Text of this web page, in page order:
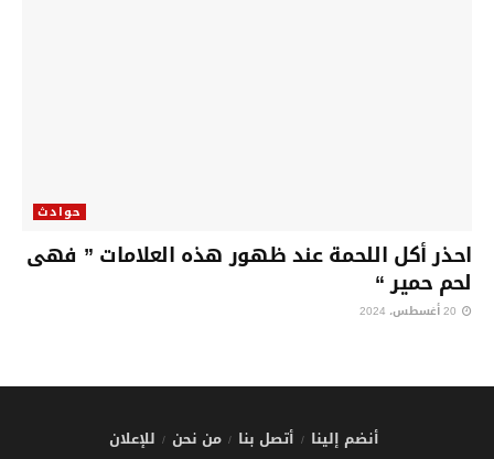
حوادث
احذر أكل اللحمة عند ظهور هذه العلامات ” فهى
لحم حمير “
أنضم إلينا أتصل بنا من نحن للإعلان